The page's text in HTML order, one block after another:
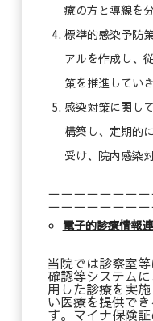
療の方と導線を
標準的感染予防
アルを作成し、
策を推進していき
感染対策に関し
構築し、定期的
受け、院内感染
－－－－－－－
－－－－－－－
電子的診療情報
当院では診察室
確認等システム
用した診療を実
い医療を提供で
す。マイナ保険